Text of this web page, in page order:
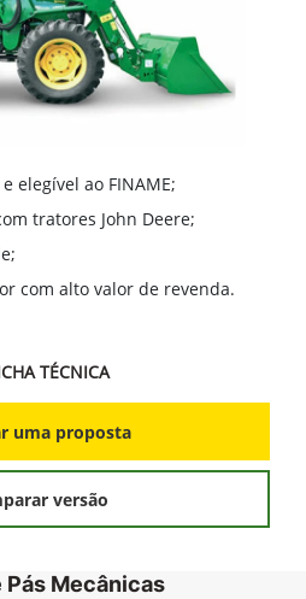
elegível ao FINAME;
tratores John Deere;
com alto valor de revenda.
TÉCNICA
uma proposta
versão
Mecânicas